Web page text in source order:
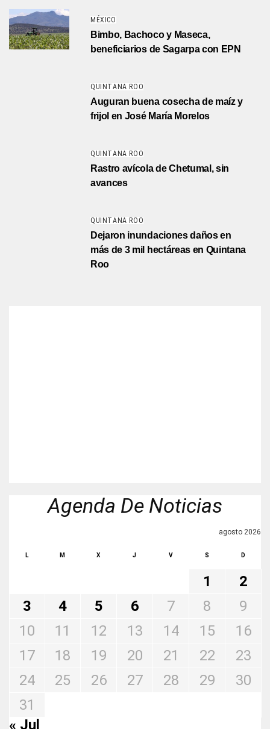
MÉXICO
Bimbo, Bachoco y Maseca,
beneficiarios de Sagarpa con EPN
QUINTANA ROO
Auguran buena cosecha de maíz y
frijol en José María Morelos
QUINTANA ROO
Rastro avícola de Chetumal, sin
avances
QUINTANA ROO
Dejaron inundaciones daños en
más de 3 mil hectáreas en Quintana
Roo
Agenda De Noticias
agosto 2026
L M X J V S D
1
2
3
4 5 6 7 8
9
10
11 12 13 14 15
16
17
18 19 20 21 22
23
24
25 26 27 28 29
30
31
« Jul